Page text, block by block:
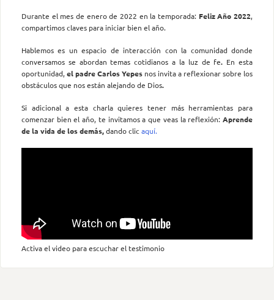
Durante el mes de enero de 2022 en la temporada: Feliz Año 2022,
compartimos claves para iniciar bien el año.
Hablemos es un espacio de interacción con la comunidad donde
conversamos se abordan temas cotidianos a la luz de fe. En esta
oportunidad,el padre Carlos Yepes nos invita a reflexionar sobre los
obstáculos que nos están alejando de Dios.
Si adicional a esta charla quieres tener más herramientas para
comenzar bien el año, te invitamos a que veas la reflexión: Aprende
de la vida de los demás,dando clic aquí.
Activa el video para escuchar el testimonio